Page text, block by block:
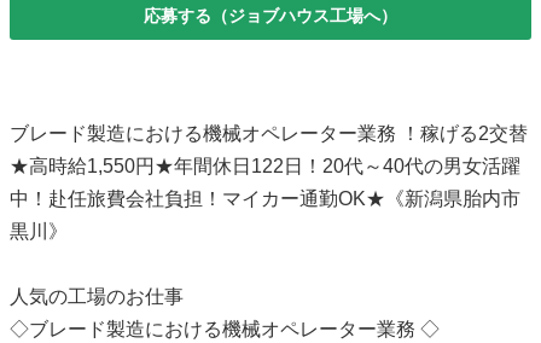
応募する（ジョブハウス工場へ）
ブレード製造における機械オペレーター業務 ！稼げる2交替
★高時給1,550円★年間休日122日！20代～40代の男女活躍
中！赴任旅費会社負担！マイカー通勤OK★《新潟県胎内市
黒川》
人気の工場のお仕事
◇ブレード製造における機械オペレーター業務 ◇